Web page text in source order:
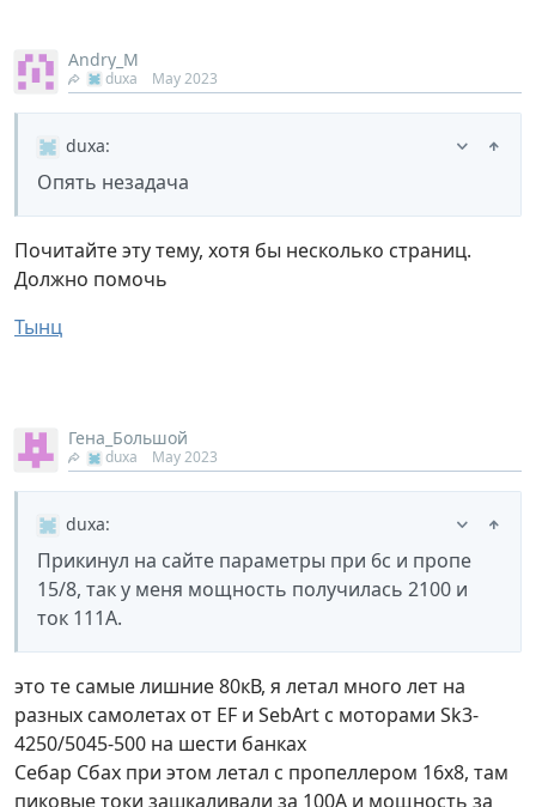
Andry_M
duxa May 2023
duxa:
Опять незадача
Почитайте эту тему, хотя бы несколько страниц.
Должно помочь
Тынц
Гена_Большой
duxa May 2023
duxa:
Прикинул на сайте параметры при 6с и пропе
15/8, так у меня мощность получилась 2100 и
ток 111А.
это те самые лишние 80кВ, я летал много лет на
разных самолетах от EF и SebArt с моторами Sk3-
4250/5045-500 на шести банках
Себар Сбах при этом летал с пропеллером 16х8, там
пиковые токи зашкаливали за 100А и мощность за